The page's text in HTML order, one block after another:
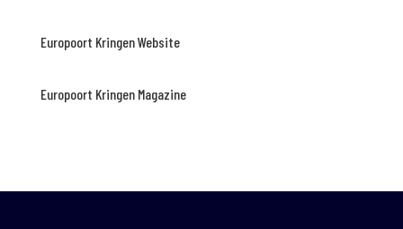
Europoort Kringen Website
Europoort Kringen Magazine